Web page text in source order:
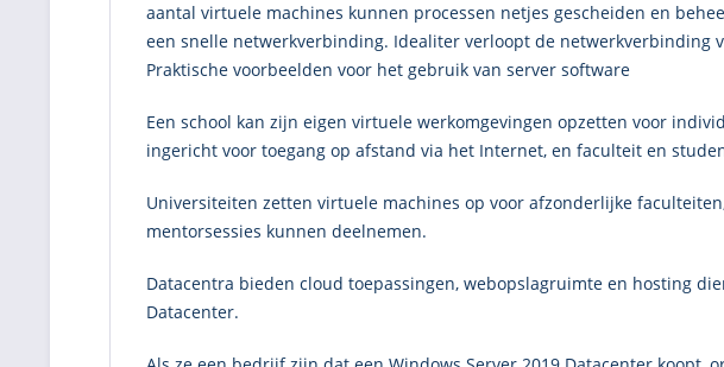
aantal virtuele machines kunnen processen netjes gescheiden en
een snelle netwerkverbinding. Idealiter verloopt de netwerkverbinding
Praktische voorbeelden voor het gebruik van server software
Een school kan zijn eigen virtuele werkomgevingen opzetten voor
ingericht voor toegang op afstand via het Internet, en faculteit en
Universiteiten zetten virtuele machines op voor afzonderlijke
mentorsessies kunnen deelnemen.
Datacentra bieden cloud toepassingen, webopslagruimte en hosting
Datacenter.